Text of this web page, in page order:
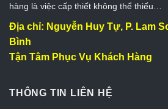
hàng là việc cấp thiết không thể thiếu…
Địa chỉ: Nguyễn Huy Tự, P. Lam
Bình
Tận Tâm Phục Vụ Khách Hàng
THÔNG TIN LIÊN HỆ